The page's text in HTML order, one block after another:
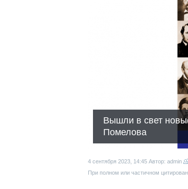
Вышли в свет
Помелова
4 сентября 2023, 14:45 Автор: admin
При полном или частичном